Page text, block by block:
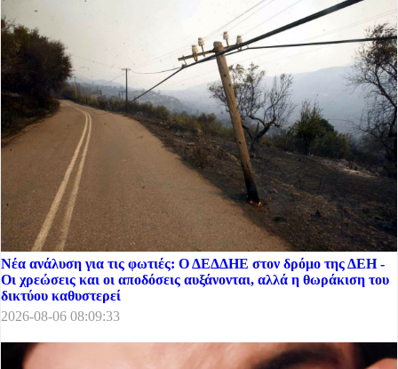
Νέα ανάλυση για τις φωτιές: Ο ΔΕΔΔΗΕ στον δρόμο της ΔΕΗ -
Οι χρεώσεις και οι αποδόσεις αυξάνονται, αλλά η θωράκιση του
δικτύου καθυστερεί
2026-08-06 08:09:33